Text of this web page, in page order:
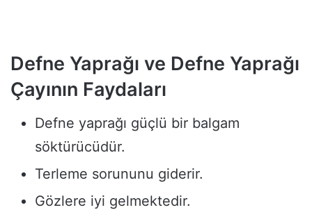
Defne Yaprağı ve Defne Yaprağı
Çayının Faydaları
Defne yaprağı güçlü bir balgam
söktürücüdür.
Terleme sorununu giderir.
Gözlere iyi gelmektedir.